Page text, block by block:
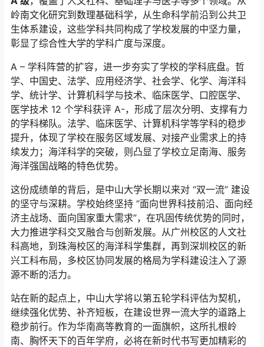
岭南文化研究到数理基础科学，从生命科学前沿到公共卫
生体系建设，这些学科共同构成了学校发展的中坚力量，
彰显了综合性大学的学科广度与深度。
A – 学科阵营的扩容，进一步夯实了学校的学科底盘。哲
学、中国史、法学、应用经济学、社会学、化学、海洋科
学、统计学、计算机科学与技术、临床医学、口腔医学、
医学技术 12 个学科获评 A-，形成了层次分明、支撑有力
的学科梯队。法学、临床医学、计算机科学等学科的稳步
提升，体现了学校在服务区域发展、对接产业需求上的持
续发力；海洋科学的突破，则凸显了学校立足南海、服务
海洋强国战略的特色优势。
这份成绩单的背后，是中山大学长期以来对 “双一流” 建设
的坚守与深耕。学校始终坚持 “面向世界科技前沿、面向经
济主战场、面向国家重大需求”，在巩固传统优势的同时，
大力推进学科交叉融合与创新发展。从广州校区的人文社
科高地，到珠海校区的海洋科学集群，再到深圳校区的新
兴工科布局，多校区协同发展的格局为学科建设注入了源
源不断的活力。
站在新的起点上，中山大学将以第五轮学科评估为契机，
继续强化优势、补齐短板，在建设世界一流大学的道路上
稳步前行。作为华南高等教育的一面旗帜，这所扎根岭
南、胸怀天下的百年学府，必将在新时代书写更加精彩的